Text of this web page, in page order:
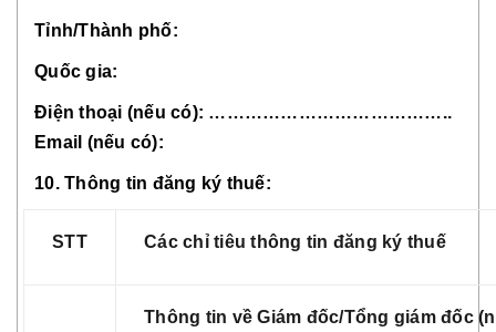
Tỉnh/Thành phố:
Quốc gia:
Điện thoại (nếu có): …………………………………..
Email (nếu có):
10. Thông tin đăng ký thuế:
STT Các chỉ tiêu thông tin đăng ký thuế
Thông tin về Giám đốc/Tổng giám đốc